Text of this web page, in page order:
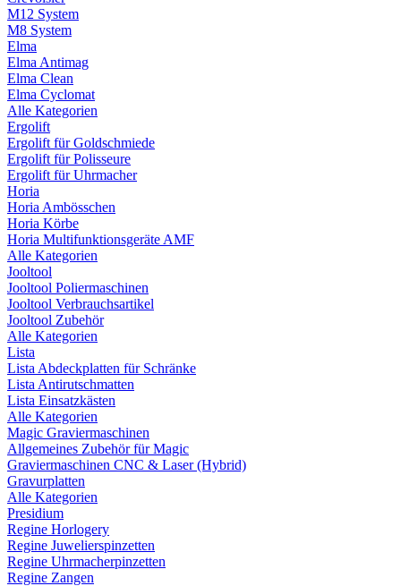
M12 System
M8 System
Elma
Elma Antimag
Elma Clean
Elma Cyclomat
Alle Kategorien
Ergolift
Ergolift für Goldschmiede
Ergolift für Polisseure
Ergolift für Uhrmacher
Horia
Horia Ambösschen
Horia Körbe
Horia Multifunktionsgeräte AMF
Alle Kategorien
Jooltool
Jooltool Poliermaschinen
Jooltool Verbrauchsartikel
Jooltool Zubehör
Alle Kategorien
Lista
Lista Abdeckplatten für Schränke
Lista Antirutschmatten
Lista Einsatzkästen
Alle Kategorien
Magic Graviermaschinen
Allgemeines Zubehör für Magic
Graviermaschinen CNC & Laser (Hybrid)
Gravurplatten
Alle Kategorien
Presidium
Regine Horlogery
Regine Juwelierspinzetten
Regine Uhrmacherpinzetten
Regine Zangen